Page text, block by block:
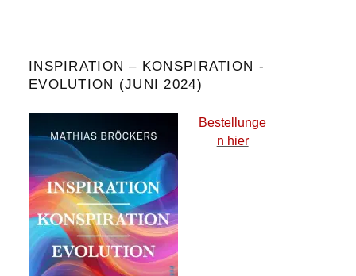
INSPIRATION – KONSPIRATION -
EVOLUTION (JUNI 2024)
Bestellunge
n hier